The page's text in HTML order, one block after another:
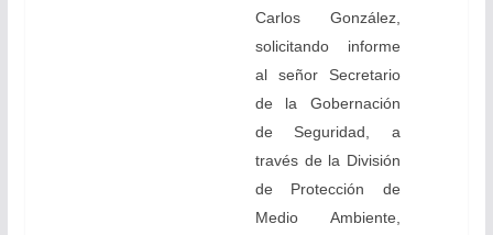
Carlos González,
solicitando informe
al señor Secretario
de la Gobernación
de Seguridad, a
través de la División
de Protección de
Medio Ambiente,